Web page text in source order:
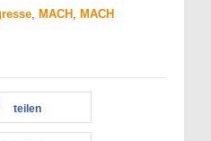
MACH
MACH
teilen